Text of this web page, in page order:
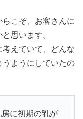
こそ、お客さんに
思います。
えていて、どんな
うようにしていたの
に初期の乳が